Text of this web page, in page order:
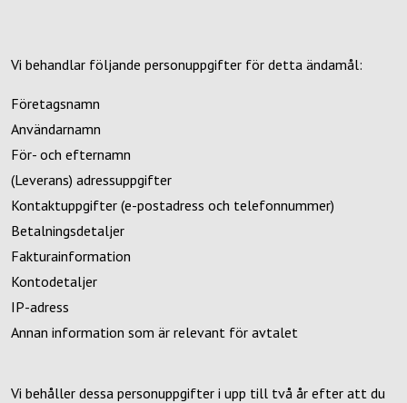
Vi behandlar följande personuppgifter för detta ändamål:
Företagsnamn
Användarnamn
För- och efternamn
(Leverans) adressuppgifter
Kontaktuppgifter (e-postadress och telefonnummer)
Betalningsdetaljer
Fakturainformation
Kontodetaljer
IP-adress
Annan information som är relevant för avtalet
Vi behåller dessa personuppgifter i upp till två år efter att du